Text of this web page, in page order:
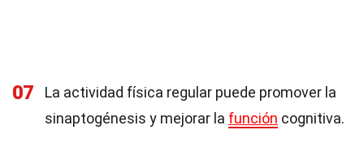
07
La actividad física regular puede promover la
sinaptogénesis y mejorar la función cognitiva.